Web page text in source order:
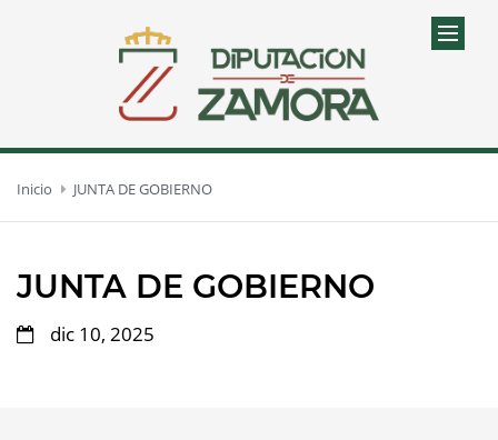
Inicio JUNTA DE GOBIERNO
JUNTA DE GOBIERNO
dic 10, 2025